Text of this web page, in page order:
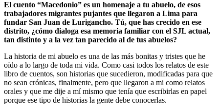
El cuento “Macedonio” es un homenaje a tu abuelo, de esos
trabajadores migrantes pujantes que llegaron a Lima para
fundar San Juan de Lurigancho. Tú, que has crecido en ese
distrito, ¿cómo dialoga esa memoria familiar con el SJL actual,
tan distinto y a la vez tan parecido al de tus abuelos?
La historia de mi abuelo es una de las más bonitas y tristes que he
oído a lo largo de toda mi vida. Como casi todos los relatos de este
libro de cuentos, son historias que sucedieron, modificadas para que
no sean crónicas, finalmente, pero que llegaron a mi como relatos
orales y que me dije a mí mismo que tenía que escribirlas en papel
porque ese tipo de historias la gente debe conocerlas.